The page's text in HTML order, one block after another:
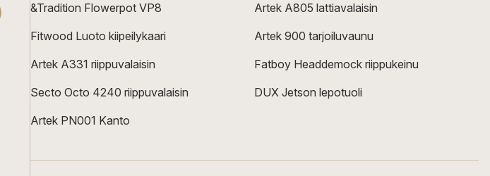
&Tradition Flowerpot VP8
Fitwood Luoto kiipeilykaari
Artek A331 riippuvalaisin
Secto Octo 4240 riippuvalaisin
Artek PN001 Kanto
Artek A805 lattiavalaisin
Artek 900 tarjoiluvaunu
Fatboy Headdemock riippukeinu
DUX Jetson lepotuoli